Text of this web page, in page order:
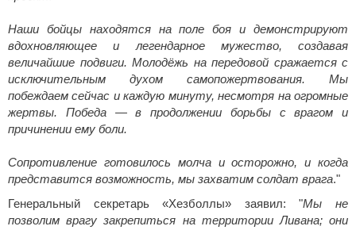
Наши бойцы находятся на поле боя и демонстрируют
вдохновляющее и легендарное мужество, создавая
величайшие подвиги. Молодёжь на передовой сражается с
исключительным духом самопожертвования. Мы
побеждаем сейчас и каждую минуту, несмотря на огромные
жертвы. Победа — в продолжении борьбы с врагом и
причинении ему боли.
Сопротивление готовилось молча и осторожно, и когда
представится возможность, мы захватим солдат врага."
Генеральный секретарь «Хезболлы» заявил: "Мы не
позволим врагу закрепиться на территории Ливана; они